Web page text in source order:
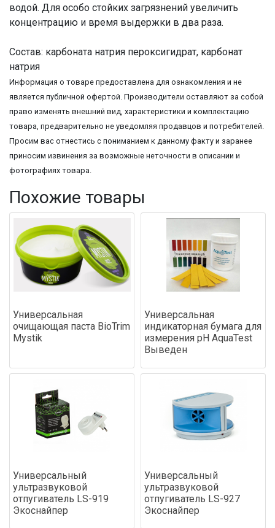
водой. Для особо стойких загрязнений увеличить
концентрацию и время выдержки в два раза.
Состав: карбоната натрия пероксигидрат, карбонат
натрия
Информация о товаре предоставлена для ознакомления и не
является публичной офертой. Производители оставляют за собой
право изменять внешний вид, характеристики и комплектацию
товара, предварительно не уведомляя продавцов и потребителей.
Просим вас отнестись с пониманием к данному факту и заранее
приносим извинения за возможные неточности в описании и
фотографиях товара.
Похожие товары
Универсальная
очищающая паста BioTrim
Mystik
Универсальная
индикаторная бумага для
измерения pH AquaTest
Выведен
Универсальный
ультразвуковой
отпугиватель LS-919
Экоснайпер
Универсальный
ультразвуковой
отпугиватель LS-927
Экоснайпер